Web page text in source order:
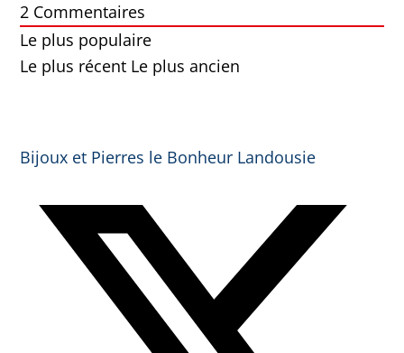
2 Commentaires
Le plus populaire
Le plus récent Le plus ancien
Bijoux et Pierres le Bonheur Landousie